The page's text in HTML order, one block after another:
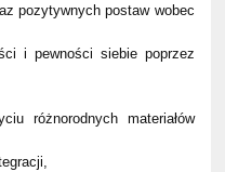
pozytywnych postaw wobec
i pewności siebie poprzez
różnorodnych materiałów